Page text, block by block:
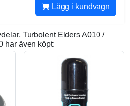
Lägg i kundvagn
Turbolent Elders A010 /
har även köpt: